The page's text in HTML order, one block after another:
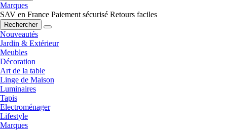
Marques
SAV en France Paiement sécurisé Retours faciles
Rechercher
Nouveautés
Jardin & Extérieur
Meubles
Décoration
Art de la table
Linge de Maison
Luminaires
Tapis
Electroménager
Lifestyle
Marques